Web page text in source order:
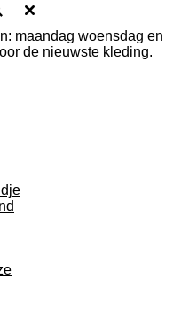
maandag woensdag en
de nieuwste kleding.